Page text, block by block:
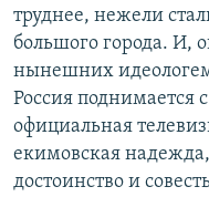
труднее, нежели
большого города. И,
нынешних
Россия поднимается
официальная
екимовская
достоинство и